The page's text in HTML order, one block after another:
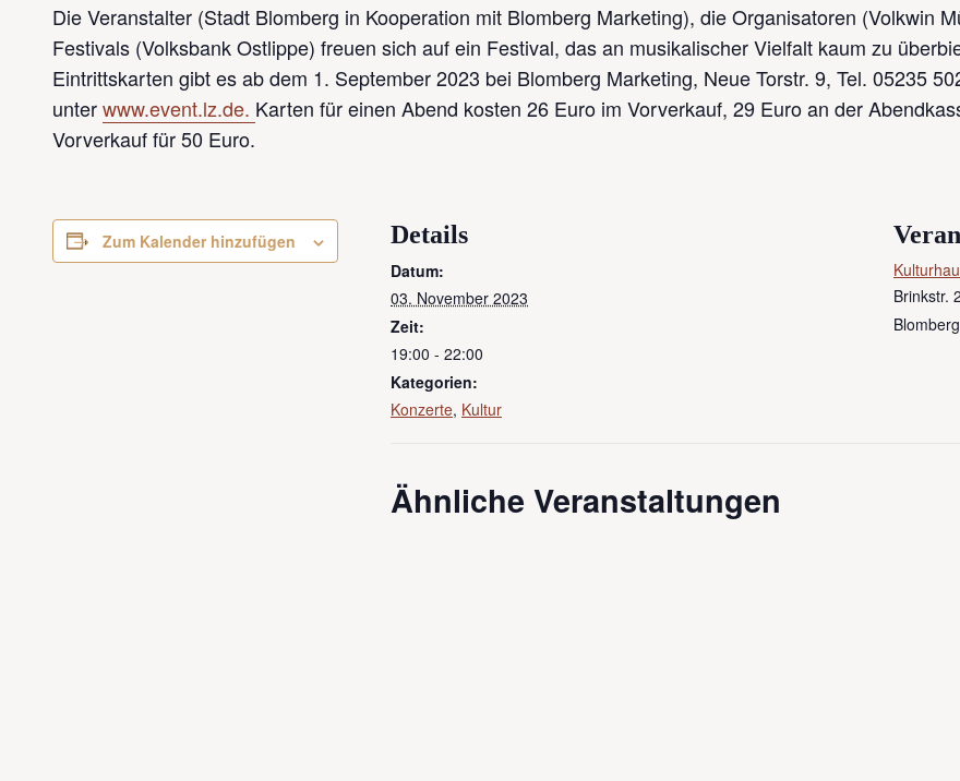
Die Veranstalter (Stadt Blomberg in Kooperation mit Blomberg Marketing), die Organisatoren (Volkwin
Festivals (Volksbank Ostlippe) freuen sich auf ein Festival, das an musikalischer Vielfalt kaum zu
Eintrittskarten gibt es ab dem 1. September 2023 bei Blomberg Marketing, Neue Torstr. 9, Tel. 05235
unterwww.event.lz.de. Karten für einen Abend kosten 26 Euro im Vorverkauf, 29 Euro an der
Vorverkauf für 50 Euro.
Zum Kalender hinzufügen Details
Datum:
03. November 2023
Zeit:
19:00 - 22:00
Kategorien:
Konzerte, Kultur
Brinkstr.
Blomberg
Ähnliche Veranstaltungen